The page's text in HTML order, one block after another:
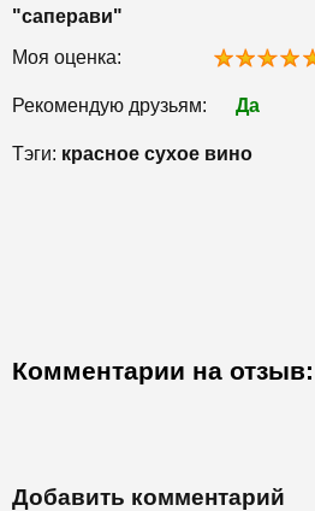
"саперави"
Моя оценка:
Рекомендую друзьям: Да
Тэги: красное сухое вино
Комментарии на отзыв:
Добавить комментарий